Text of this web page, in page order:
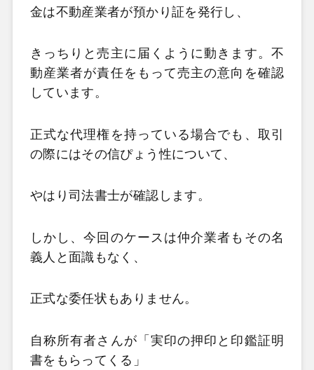
金は不動産業者が預かり証を発行し、
きっちりと売主に届くように動きます。不
動産業者が責任をもって売主の意向を確認
しています。
正式な代理権を持っている場合でも、取引
の際にはその信ぴょう性について、
やはり司法書士が確認します。
しかし、今回のケースは仲介業者もその名
義人と面識もなく、
正式な委任状もありません。
自称所有者さんが「実印の押印と印鑑証明
書をもらってくる」